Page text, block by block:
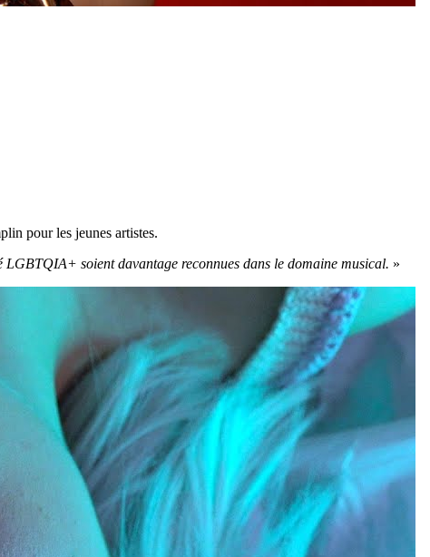
pour les jeunes artistes.
LGBTQIA+ soient davantage reconnues dans le domaine musical. »